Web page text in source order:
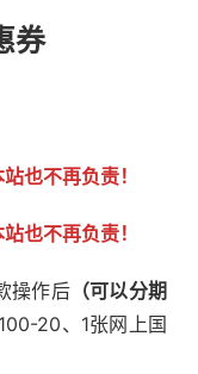
券
也不再负责！
也不再负责！
操作后（可以分期
20、1张网上国